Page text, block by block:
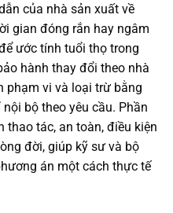
của nhà sản xuất về
gian đóng rắn hay ngâm
ước tính tuổi thọ trong
hành thay đổi theo nhà
phạm vi và loại trừ bằng
bộ theo yêu cầu. Phần
thao tác, an toàn, điều kiện
đời, giúp kỹ sư và bộ
án một cách thực tế